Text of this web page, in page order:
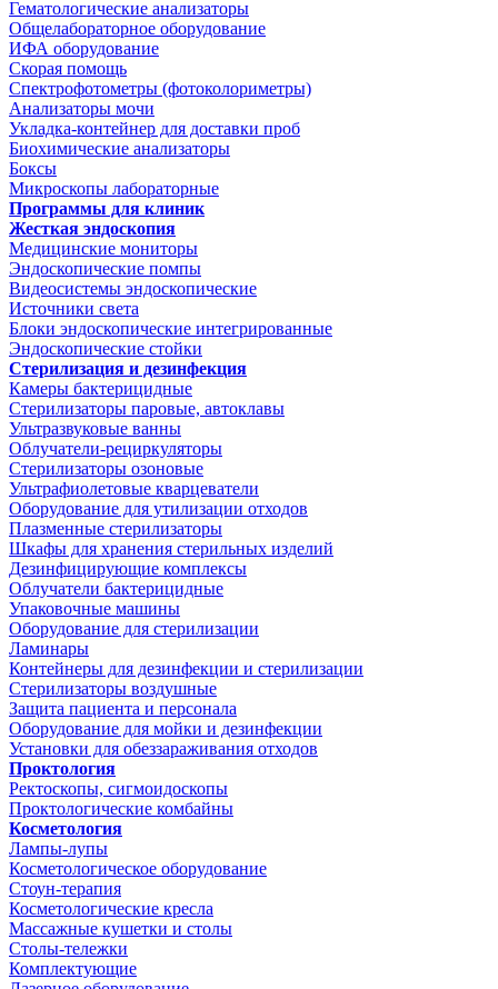
Гематологические анализаторы
Общелабораторное оборудование
ИФА оборудование
Скорая помощь
Спектрофотометры (фотоколориметры)
Анализаторы мочи
Укладка-контейнер для доставки проб
Биохимические анализаторы
Боксы
Микроскопы лабораторные
Программы для клиник
Жесткая эндоскопия
Медицинские мониторы
Эндоскопические помпы
Видеосистемы эндоскопические
Источники света
Блоки эндоскопические интегрированные
Эндоскопические стойки
Стерилизация и дезинфекция
Камеры бактерицидные
Стерилизаторы паровые, автоклавы
Ультразвуковые ванны
Облучатели-рециркуляторы
Стерилизаторы озоновые
Ультрафиолетовые кварцеватели
Оборудование для утилизации отходов
Плазменные стерилизаторы
Шкафы для хранения стерильных изделий
Дезинфицирующие комплексы
Облучатели бактерицидные
Упаковочные машины
Оборудование для стерилизации
Ламинары
Контейнеры для дезинфекции и стерилизации
Стерилизаторы воздушные
Защита пациента и персонала
Оборудование для мойки и дезинфекции
Установки для обеззараживания отходов
Проктология
Ректоскопы, сигмоидоскопы
Проктологические комбайны
Косметология
Лампы-лупы
Косметологическое оборудование
Стоун-терапия
Косметологические кресла
Массажные кушетки и столы
Столы-тележки
Комплектующие